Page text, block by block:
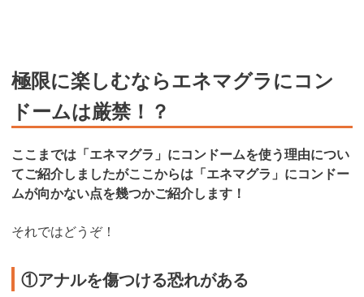
極限に楽しむならエネマグラにコン
ドームは厳禁！？
ここまでは「エネマグラ」にコンドームを使う理由につい
てご紹介しましたがここからは「エネマグラ」にコンドー
ムが向かない点を幾つかご紹介します！
それではどうぞ！
①アナルを傷つける恐れがある